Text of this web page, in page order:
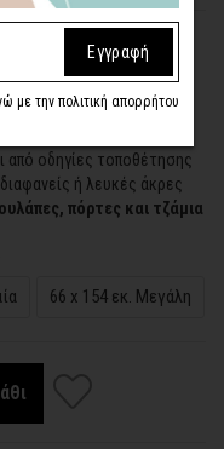
latex, χωρίς χημικούς
την εντύπωση ζωγραφιάς
από οδηγίες τοποθέτησης
ή λευκές άκρες
πόρτες και τζάμια
66 x 154 εκ. Μεγάλη
Εγγραφή
με την πολιτική απορρήτου